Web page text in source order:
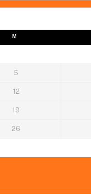
M
5
12
19
26